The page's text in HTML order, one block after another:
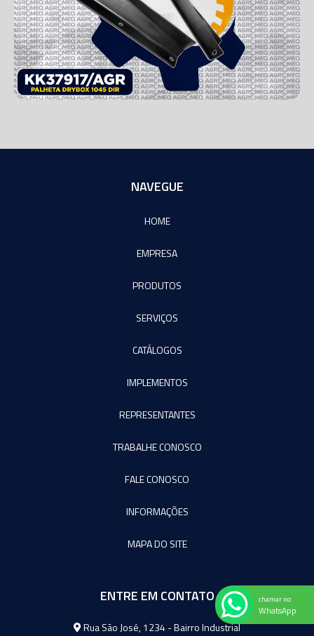
NAVEGUE
HOME
EMPRESA
PRODUTOS
SERVIÇOS
CATÁLOGOS
IMPLEMENTOS
REPRESENTANTES
TRABALHE CONOSCO
FALE CONOSCO
INFORMAÇÕES
MAPA DO SITE
ENTRE EM CONTATO
Agromeq
Rua São José, 1234 - Bairro Industrial
chamar no
WhatsApp